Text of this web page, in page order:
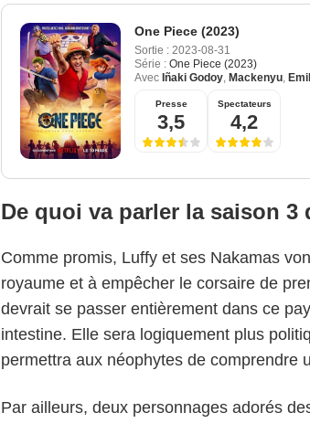
One Piece (2023)
Sortie : 2023-08-31
Série : One Piece (2023)
Avec Iñaki Godoy, Mackenyu,
Presse
3,5
Spectateurs
4,2
De quoi va parler la saison 3
Comme promis, Luffy et ses Nakamas
royaume et à empêcher le corsaire de
devrait se passer entièrement dans ce
intestine. Elle sera logiquement plus
permettra aux néophytes de comprendre
Par ailleurs, deux personnages adorés